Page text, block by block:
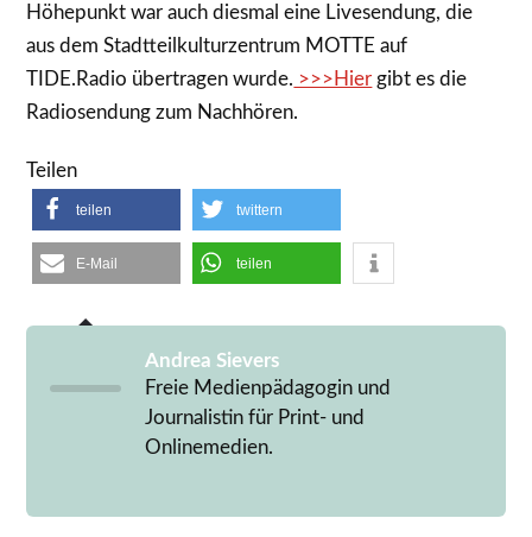
Filmfest
macht?
Erfahrt
ihr
www.michelmoviekids.de
Regisseur
Hauptdarsteller*in
im
Interview
fertig.
das
Publikum
nach
seiner
Moderationstraining.
Höhepunkt war auch diesmal eine Livesendung, die
aus dem Stadtteilkulturzentrum MOTTE auf
TIDE.Radio übertragen wurde. >>>Hier gibt es die
Radiosendung zum Nachhören.
Teilen
teilen twittern
E-Mail teilen
Andrea Sievers
Freie Medienpädagogin und
Journalistin für Print- und
Onlinemedien.